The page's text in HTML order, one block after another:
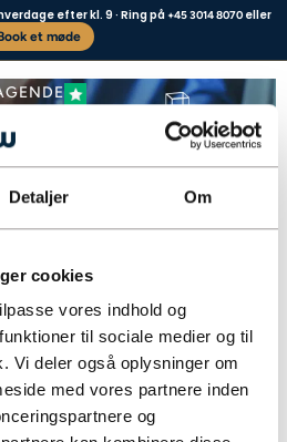
Detaljer Om
cookies
vores indhold og
til sociale medier og til
Vi deler også oplysninger om
med vores partnere inden
og
efter kl. 9 · Ring på +45 3014 8070eller
et møde
can reduce personal risk and increase